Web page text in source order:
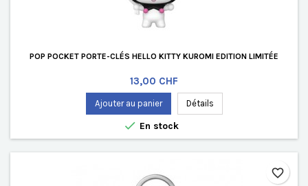
POP POCKET PORTE-CLÉS HELLO KITTY KUROMI EDITION LIMITÉE
Prix
13,00 CHF
Ajouter au panier Détails
 En stock
favorite_border